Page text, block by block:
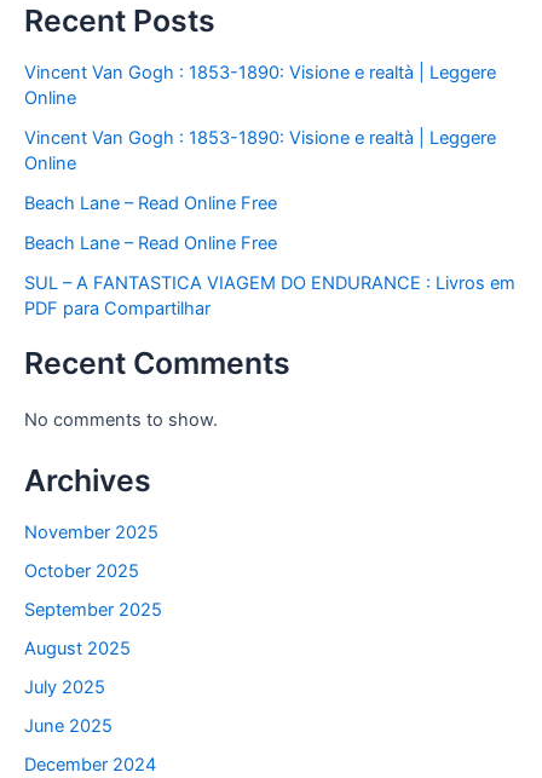
Recent Posts
Vincent Van Gogh : 1853-1890: Visione e realtà | Leggere
Online
Vincent Van Gogh : 1853-1890: Visione e realtà | Leggere
Online
Beach Lane – Read Online Free
Beach Lane – Read Online Free
SUL – A FANTASTICA VIAGEM DO ENDURANCE : Livros em
PDF para Compartilhar
Recent Comments
No comments to show.
Archives
November 2025
October 2025
September 2025
August 2025
July 2025
June 2025
December 2024